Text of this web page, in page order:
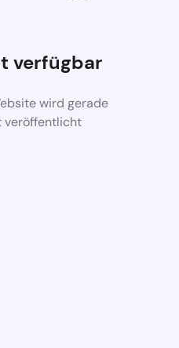
verfügbar
wird gerade
veröffentlicht